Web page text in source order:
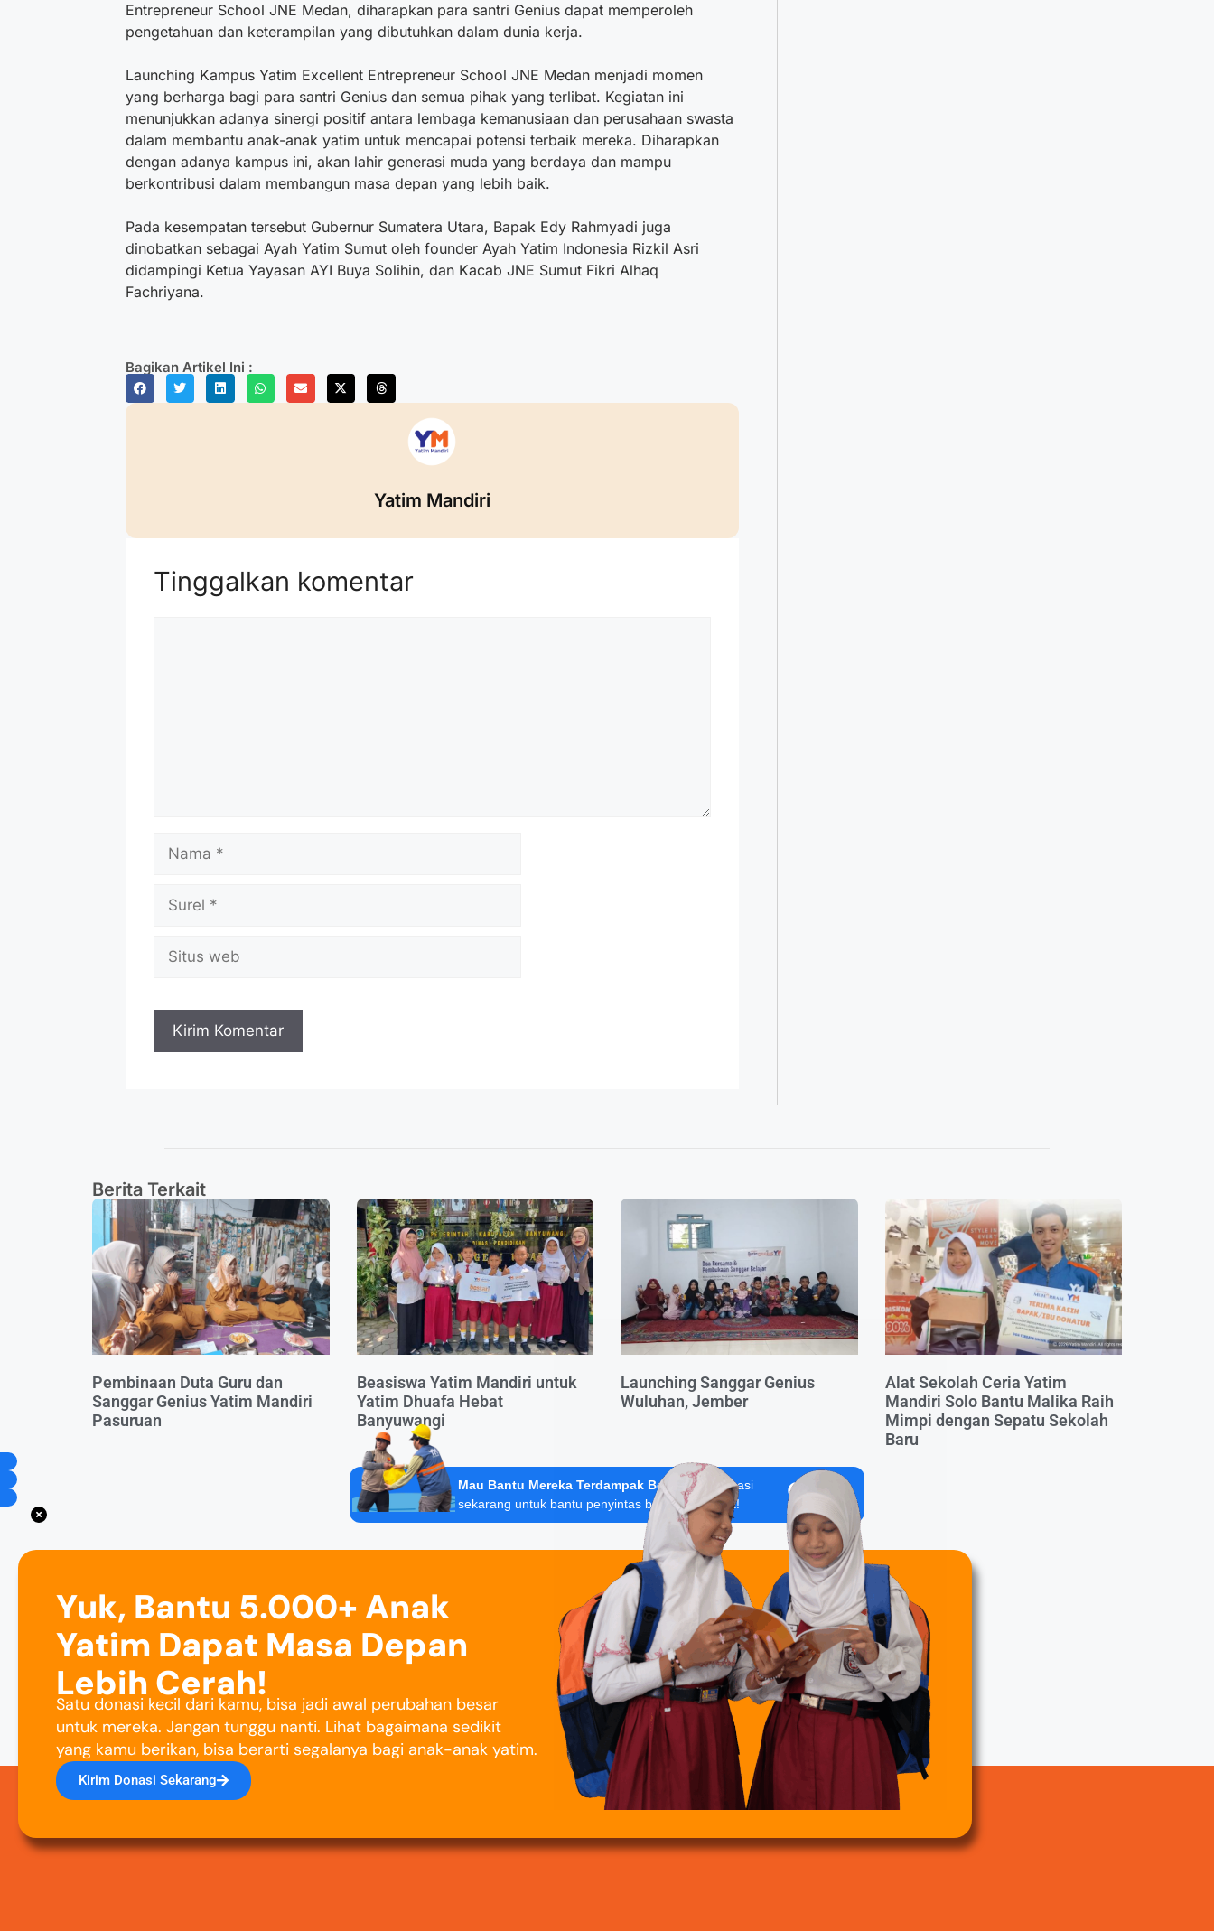
Entrepreneur School JNE Medan, diharapkan para santri Genius dapat memperoleh
pengetahuan dan keterampilan yang dibutuhkan dalam dunia kerja.
Launching Kampus Yatim Excellent Entrepreneur School JNE Medan menjadi momen
yang berharga bagi para santri Genius dan semua pihak yang terlibat. Kegiatan ini
menunjukkan adanya sinergi positif antara lembaga kemanusiaan dan perusahaan swasta
dalam membantu anak-anak yatim untuk mencapai potensi terbaik mereka. Diharapkan
dengan adanya kampus ini, akan lahir generasi muda yang berdaya dan mampu
berkontribusi dalam membangun masa depan yang lebih baik.
Pada kesempatan tersebut Gubernur Sumatera Utara, Bapak Edy Rahmyadi juga
dinobatkan sebagai Ayah Yatim Sumut oleh founder Ayah Yatim Indonesia Rizkil Asri
didampingi Ketua Yayasan AYI Buya Solihin, dan Kacab JNE Sumut Fikri Alhaq
Fachriyana.
Bagikan Artikel Ini :
Yatim Mandiri
Tinggalkan komentar
Berita Terkait
Pembinaan Duta Guru dan
Sanggar Genius Yatim Mandiri
Pasuruan
Beasiswa Yatim Mandiri untuk
Yatim Dhuafa Hebat
Banyuwangi
Launching Sanggar Genius
Wuluhan, Jember
Alat Sekolah Ceria Yatim
Mandiri Solo Bantu Malika Raih
Mimpi dengan Sepatu Sekolah
Baru
Mau Bantu Mereka Terdampak Bencana?
Donasi
sekarang untuk bantu penyintas banjir Sumatera!
Yuk, Bantu 5.000+ Anak
Yatim Dapat Masa Depan
Lebih Cerah!
Satu donasi kecil dari kamu, bisa jadi awal perubahan besar
untuk mereka. Jangan tunggu nanti. Lihat bagaimana sedikit
yang kamu berikan, bisa berarti segalanya bagi anak-anak yatim.
Kirim Donasi Sekarang